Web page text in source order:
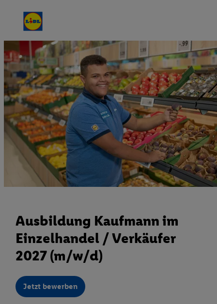
Ausbildung Kaufmann im
Einzelhandel / Verkäufer
2027 (m/w/d)
Jetzt bewerben